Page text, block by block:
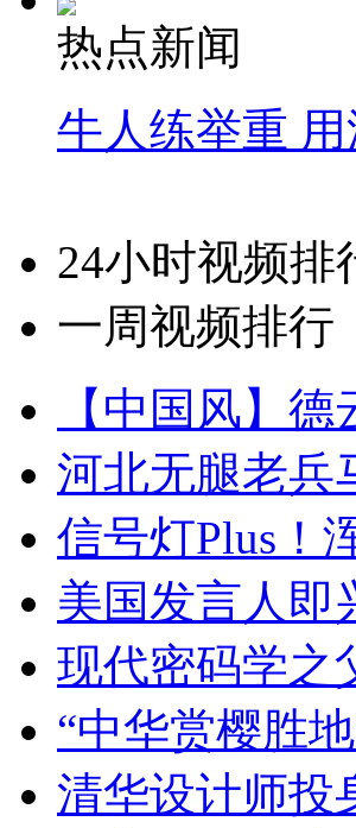
热点新闻
牛人练举重
24小时视频排
一周视频排行
【中国风】
河北无腿老兵
信号灯Plus！
美国发言人即
现代密码学
“中华赏樱胜
清华设计师投